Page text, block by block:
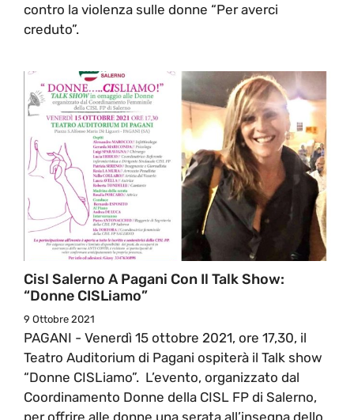
contro la violenza sulle donne “Per averci
creduto”.
Cisl Salerno A Pagani Con Il Talk Show:
“Donne CISLiamo”
9 Ottobre 2021
PAGANI - Venerdì 15 ottobre 2021, ore 17,30, il
Teatro Auditorium di Pagani ospiterà il Talk show
“Donne CISLiamo”. L’evento, organizzato dal
Coordinamento Donne della CISL FP di Salerno,
per offrire alle donne una serata all’insegna dello